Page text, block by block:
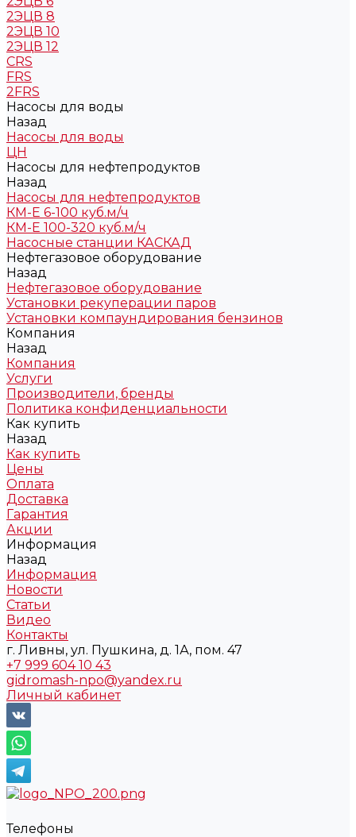
2ЭЦВ 8
2ЭЦВ 10
2ЭЦВ 12
CRS
FRS
2FRS
Насосы для воды
Назад
Насосы для воды
ЦН
Насосы для нефтепродуктов
Назад
Насосы для нефтепродуктов
КМ-Е 6-100 куб.м/ч
КМ-Е 100-320 куб.м/ч
Насосные станции КАСКАД
Нефтегазовое оборудование
Назад
Нефтегазовое оборудование
Установки рекуперации паров
Установки компаундирования бензинов
Компания
Назад
Компания
Услуги
Производители, бренды
Политика конфиденциальности
Как купить
Назад
Как купить
Цены
Оплата
Доставка
Гарантия
Акции
Информация
Назад
Информация
Новости
Статьи
Видео
Контакты
г. Ливны, ул. Пушкина, д. 1А, пом. 47
+7 999 604 10 43
gidromash-npo@yandex.ru
Личный кабинет
Телефоны